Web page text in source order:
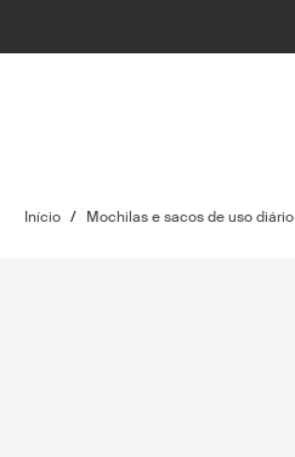
Início / Mochilas e sacos de uso diário